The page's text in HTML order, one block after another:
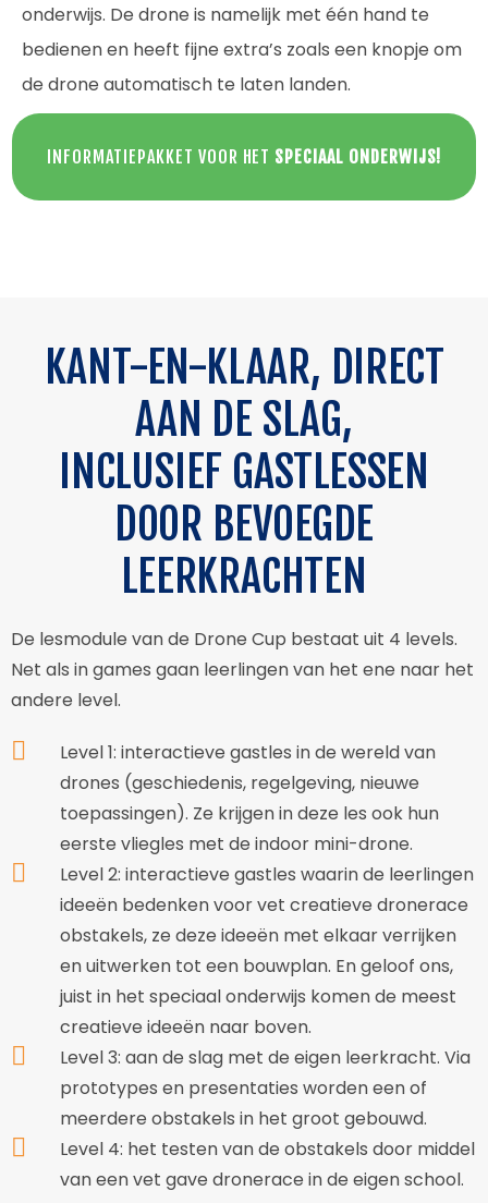
onderwijs. De drone is namelijk met één hand te
bedienen en heeft fijne extra’s zoals een knopje om
de drone automatisch te laten landen.
INFORMATIEPAKKET VOOR HET SPECIAAL ONDERWIJS!
KANT-EN-KLAAR, DIRECT
AAN DE SLAG,
INCLUSIEF GASTLESSEN
DOOR BEVOEGDE
LEERKRACHTEN
De lesmodule van de Drone Cup bestaat uit 4 levels.
Net als in games gaan leerlingen van het ene naar het
andere level.
Level 1: interactieve gastles in de wereld van
drones (geschiedenis, regelgeving, nieuwe
toepassingen). Ze krijgen in deze les ook hun
eerste vliegles met de indoor mini-drone.
Level 2: interactieve gastles waarin de leerlingen
ideeën bedenken voor vet creatieve dronerace
obstakels, ze deze ideeën met elkaar verrijken
en uitwerken tot een bouwplan. En geloof ons,
juist in het speciaal onderwijs komen de meest
creatieve ideeën naar boven.
Level 3: aan de slag met de eigen leerkracht. Via
prototypes en presentaties worden een of
meerdere obstakels in het groot gebouwd.
Level 4: het testen van de obstakels door middel
van een vet gave dronerace in de eigen school.